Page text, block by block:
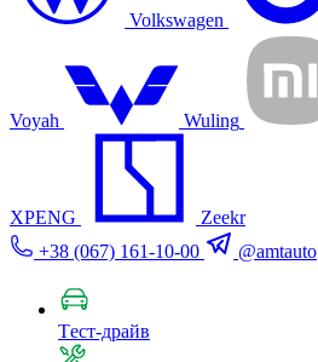
Volkswagen
Voyah Wuling
XPENG
Zeekr
+38 (067) 161-10-00
@amtauto
Tест-драйв